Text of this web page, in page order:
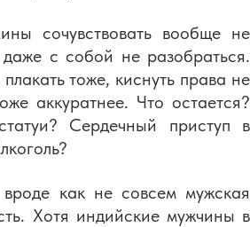
сочувствовать вообще не
с собой не разобраться.
тоже, киснуть права не
аккуратнее. Что остается?
Сердечный приступ в
как не совсем мужская
Хотя индийские мужчины в